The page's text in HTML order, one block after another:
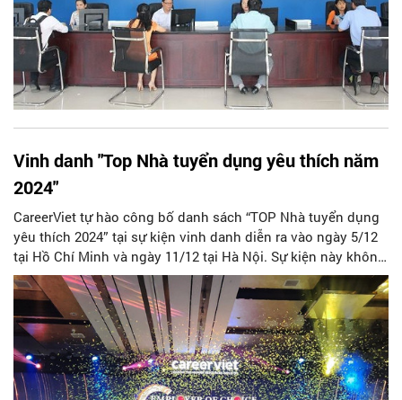
Vinh danh "Top Nhà tuyển dụng yêu thích năm
2024"
CareerViet tự hào công bố danh sách “TOP Nhà tuyển dụng
yêu thích 2024” tại sự kiện vinh danh diễn ra vào ngày 5/12
tại Hồ Chí Minh và ngày 11/12 tại Hà Nội. Sự kiện này không
chỉ là dịp để tôn vinh các doanh nghiệp có thương hiệu
tuyển dụng được yêu thích, mà còn khẳng định vai trò quan
trọng của các công ty trong việc xây dựng môi trường làm
việc lý tưởng, thu hút nhân tài và tạo dựng những giá trị bền
vững cho cộng đồng.